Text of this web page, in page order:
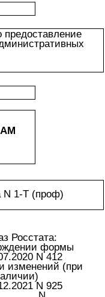
N 1-Т (проф)
Росстата:
формы
N 412
изменений (при
N 925